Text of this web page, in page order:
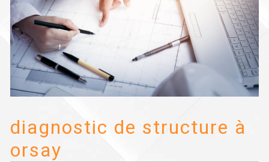
diagnostic de structure à
orsay